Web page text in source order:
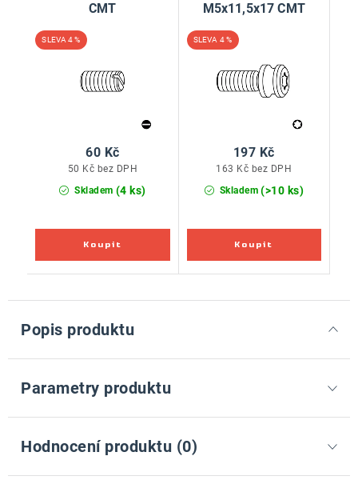
CMT
4 %
Skladem (4 ks)
50 Kč bez DPH
60 Kč
M5x11,5x17 CMT
4 %
Skladem (>10 ks)
163 Kč bez DPH
197 Kč
Popis produktu
Parametry produktu
Hodnocení produktu (0)